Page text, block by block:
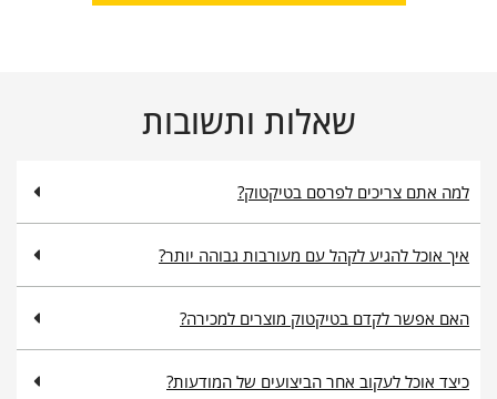
שאלות ותשובות
למה אתם צריכים לפרסם בטיקטוק?
איך אוכל להגיע לקהל עם מעורבות גבוהה יותר?
האם אפשר לקדם בטיקטוק מוצרים למכירה?
כיצד אוכל לעקוב אחר הביצועים של המודעות?